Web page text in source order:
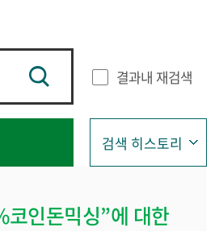
결과내 재검색
검색 히스토리
인돈믹싱”에 대한